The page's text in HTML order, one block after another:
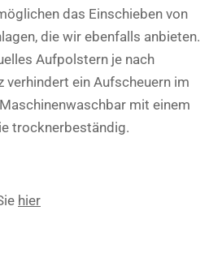
das Einschieben von
die wir ebenfalls anbieten.
Aufpolstern je nach
verhindert ein Aufscheuern im
mit einem
trocknerbeständig.
hier